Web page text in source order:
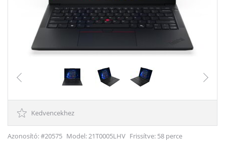
Kedvencekhez
Azonosító: #20575 Model: 21T0005LHV Frissítve: 58 perce